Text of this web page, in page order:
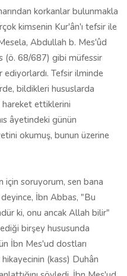
korkanlar bulunmakla
kimsenin Kur'ân'ı tefsir ile
Abdullah b. Mes'ûd
(ö. 68/687) gibi müfessir
Tefsir ilminde
bildikleri hususlarda
hareket ettiklerini
âyetindeki günün
okumuş, bunun üzerine
için soruyorum, sen bana
İbn Abbas, "Bu
ki, onu ancak Allah bilir"
birşey husu­sunda
İbn Mes'ud dostları
(kass) Duhân